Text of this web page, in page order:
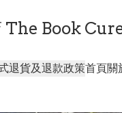
The Book
退貨及退款政策首頁關